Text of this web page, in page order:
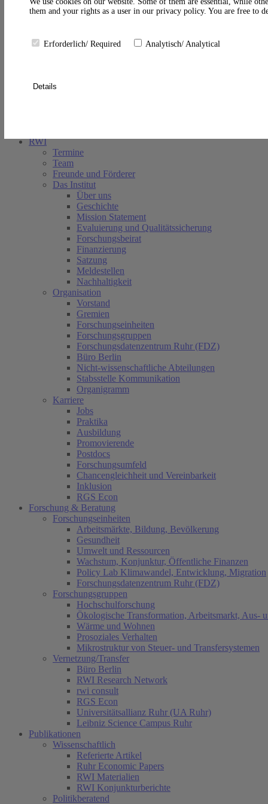
Suche schließen
RWI
Termine
Team
Freunde und Förderer
Das Institut
Über uns
Geschichte
Mission Statement
Evaluierung und Qualitätssicherung
Forschungsbeirat
Finanzierung
Satzung
Meldestellen
Nachhaltigkeit
Organisation
Vorstand
Gremien
Forschungseinheiten
Forschungsgruppen
Forschungsdatenzentrum Ruhr (FDZ)
Büro Berlin
Nicht-wissenschaftliche Abteilungen
Stabsstelle Kommunikation
Organigramm
Karriere
Jobs
Praktika
Ausbildung
Promovierende
Postdocs
Forschungsumfeld
Chancengleichheit und Vereinbarkeit
Inklusion
RGS Econ
Forschung & Beratung
Forschungseinheiten
Arbeitsmärkte, Bildung, Bevölkerung
Gesundheit
Umwelt und Ressourcen
Wachstum, Konjunktur, Öffentliche Finanzen
Policy Lab Klimawandel, Entwicklung, Migration
Forschungsdatenzentrum Ruhr (FDZ)
Forschungsgruppen
Hochschulforschung
Ökologische Transformation, Arbeitsmarkt, Aus-
Wärme und Wohnen
Prosoziales Verhalten
Mikrostruktur von Steuer- und Transfersystemen
Vernetzung/Transfer
Büro Berlin
RWI Research Network
rwi consult
RGS Econ
Universitätsallianz Ruhr (UA Ruhr)
Leibniz Science Campus Ruhr
Publikationen
Wissenschaftlich
Referierte Artikel
Ruhr Economic Papers
RWI Materialien
RWI Konjunkturberichte
Politikberatend
them and your rights as a user in our privacy policy. You are free to
Erforderlich/ Required Analytisch/ Analytical
Details